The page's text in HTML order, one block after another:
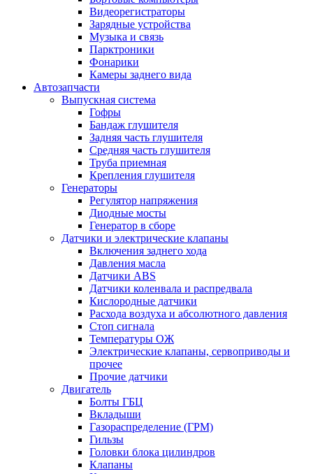
Видеорегистраторы
Зарядные устройства
Музыка и связь
Парктроники
Фонарики
Камеры заднего вида
Автозапчасти
Выпускная система
Гофры
Бандаж глушителя
Задняя часть глушителя
Средняя часть глушителя
Труба приемная
Крепления глушителя
Генераторы
Регулятор напряжения
Диодные мосты
Генератор в сборе
Датчики и электрические клапаны
Включения заднего хода
Давления масла
Датчики ABS
Датчики коленвала и распредвала
Кислородные датчики
Расхода воздуха и абсолютного давления
Стоп сигнала
Температуры ОЖ
Электрические клапаны, сервоприводы и
прочее
Прочие датчики
Двигатель
Болты ГБЦ
Вкладыши
Газораспределение (ГРМ)
Гильзы
Головки блока цилиндров
Клапаны